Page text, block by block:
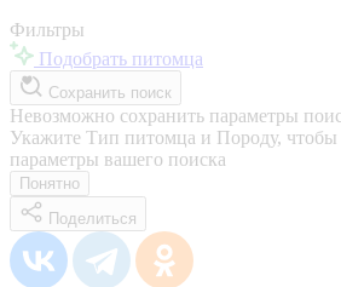
Фильтры
Подобрать питомца
Сохранить поиск
Невозможно сохранить параметры
Укажите Тип питомца и Породу,
параметры вашего поиска
Понятно
Поделиться